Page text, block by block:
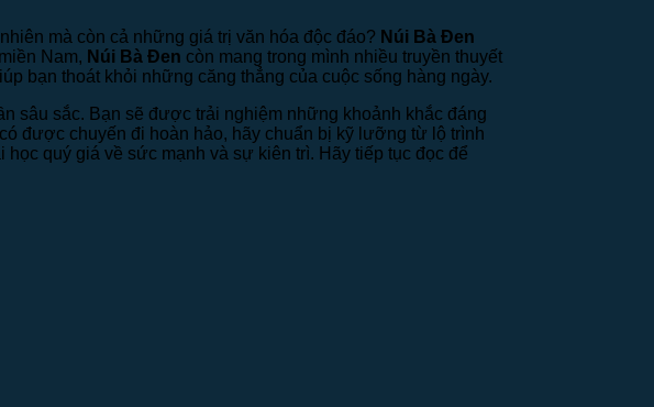
mà còn cả những giá trị văn hóa độc đáo? Núi Bà Đen
Nam, Núi Bà Đen còn mang trong mình nhiều truyền thuyết
bạn thoát khỏi những căng thẳng của cuộc sống hàng ngày.
sâu sắc. Bạn sẽ được trải nghiệm những khoảnh khắc đáng
được chuyến đi hoàn hảo, hãy chuẩn bị kỹ lưỡng từ lộ trình
quý giá về sức mạnh và sự kiên trì. Hãy tiếp tục đọc để